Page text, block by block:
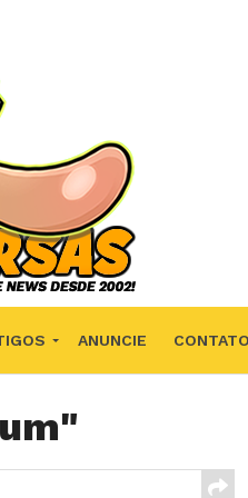
ANUNCIE CONTATO